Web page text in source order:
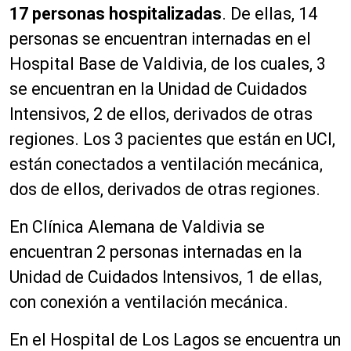
17 personas hospitalizadas. De ellas, 14
personas se encuentran internadas en el
Hospital Base de Valdivia, de los cuales, 3
se encuentran en la Unidad de Cuidados
Intensivos, 2 de ellos, derivados de otras
regiones. Los 3 pacientes que están en UCI,
están conectados a ventilación mecánica,
dos de ellos, derivados de otras regiones.
En Clínica Alemana de Valdivia se
encuentran 2 personas internadas en la
Unidad de Cuidados Intensivos, 1 de ellas,
con conexión a ventilación mecánica.
En el Hospital de Los Lagos se encuentra un